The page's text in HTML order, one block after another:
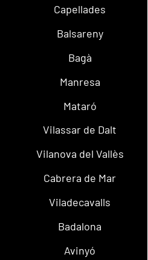
Capellades
Balsareny
Bagà
Manresa
Mataró
Vilassar de Dalt
Vilanova del Vallès
Cabrera de Mar
Viladecavalls
Badalona
Avinyó